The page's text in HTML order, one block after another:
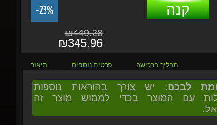
₪345.96
פרטים נוספים
לבכם: יש צורך בהוראות נוספות
This is the Xbox Series X|S version
game.